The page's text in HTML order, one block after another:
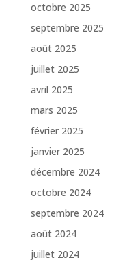
octobre 2025
septembre 2025
août 2025
juillet 2025
avril 2025
mars 2025
février 2025
janvier 2025
décembre 2024
octobre 2024
septembre 2024
août 2024
juillet 2024